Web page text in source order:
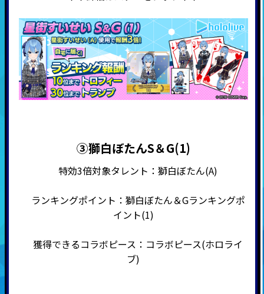
③獅白ぼたんS＆G(1)
特効3倍対象タレント：獅白ぼたん(A)
ランキングポイント：獅白ぼたん＆Gランキングポ
イント(1)
獲得できるコラボピース：コラボピース(ホロライ
ブ)